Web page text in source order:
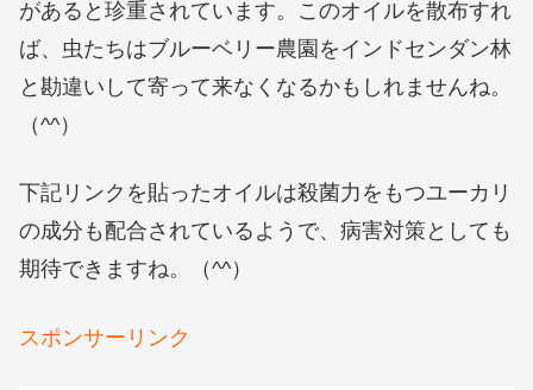
があると珍重されています。このオイルを散布すれ
ば、虫たちはブルーベリー農園をインドセンダン林
と勘違いして寄って来なくなるかもしれませんね。
（^^）
下記リンクを貼ったオイルは殺菌力をもつユーカリ
の成分も配合されているようで、病害対策としても
期待できますね。（^^）
スポンサーリンク